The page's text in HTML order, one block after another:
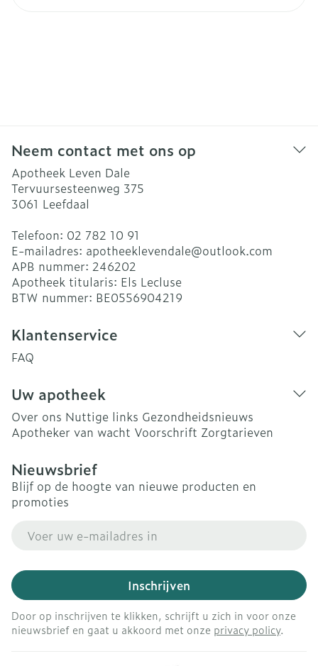
Neem contact met ons op
Apotheek Leven Dale
Tervuursesteenweg 375
3061 Leefdaal
Telefoon: 02 782 10 91
E-mailadres: apotheeklevendale@outlook.com
APB nummer: 246202
Apotheek titularis: Els Lecluse
BTW nummer: BE0556904219
Klantenservice
FAQ
Uw apotheek
Over ons Nuttige links Gezondheidsnieuws
Apotheker van wacht Voorschrift Zorgtarieven
Nieuwsbrief
Blijf op de hoogte van nieuwe producten en
promoties
Inschrijven
Door op inschrijven te klikken, schrijft u zich in voor onze
nieuwsbrief en gaat u akkoord met onze privacy policy.